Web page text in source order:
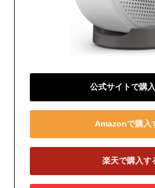
公式サイトで購
Amazonで購入
楽天で購入す